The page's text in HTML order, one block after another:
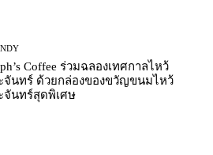
Coffee ร่วมฉลองเทศกาลไหว้
จันทร์ ด้วยกล่องของขวัญขนมไหว้
จันทร์สุดพิเศษ